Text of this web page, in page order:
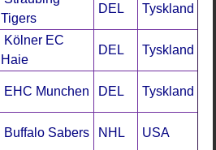
Tigers
DEL Tyskland
Kölner EC
Haie
DEL Tyskland
EHC Munchen DEL Tyskland
Buffalo Sabers NHL USA